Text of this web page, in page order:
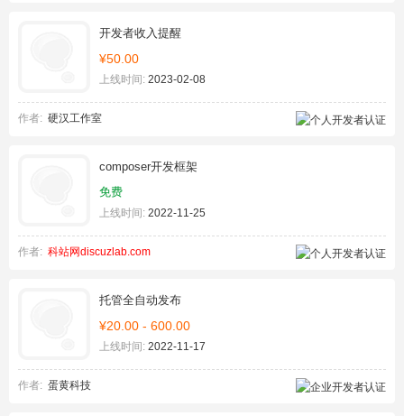
开发者收入提醒
¥50.00
上线时间: 2023-02-08
作者: 硬汉工作室
composer开发框架
免费
上线时间: 2022-11-25
作者: 科站网discuzlab.com
托管全自动发布
¥20.00 - 600.00
上线时间: 2022-11-17
作者: 蛋黄科技